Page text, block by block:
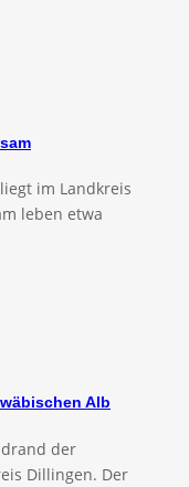
im Landkreis
leben etwa
Alb
der
Dillingen. Der